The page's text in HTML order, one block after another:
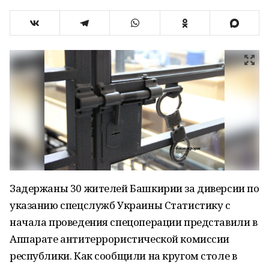
Задержаны 30 жителей Башкирии за диверсии по
указанию спецслужб Украины Статистику с
начала проведения спецоперации представили в
Аппарате антитеррористической комиссии
республики. Как сообщили на кругом столе в